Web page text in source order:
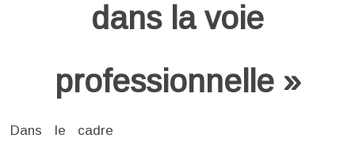
dans la voie
professionnelle »
Dans le cadre